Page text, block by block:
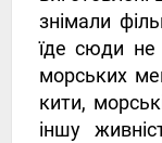
знімали
їде сюди
морських
кити,
іншу